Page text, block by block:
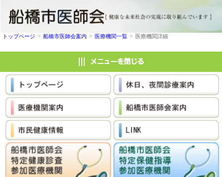
トップページ > 船橋市医師会案内 > 医療機関一覧 > 医療機関詳細